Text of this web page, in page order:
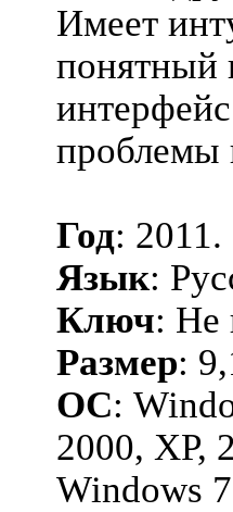
Имеет
понятный
проблемы
Год: 2011.
Язык:
Ключ: Не
Размер:
ОС:
2000, XP,
Windows